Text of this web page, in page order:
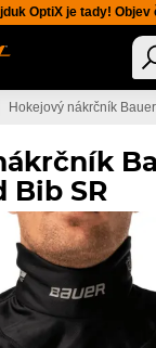
OptiX je tady!
Hokejový nákrčník
Bib SR